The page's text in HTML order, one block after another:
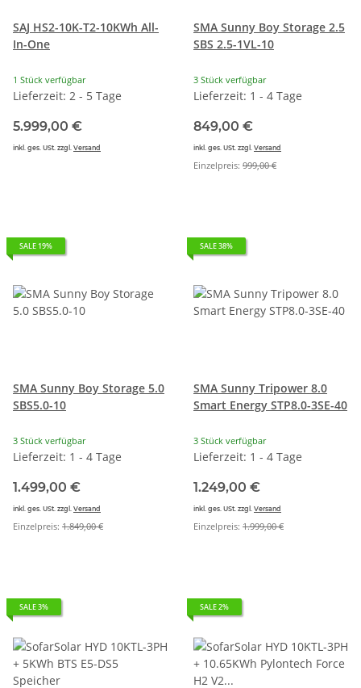
SAJ HS2-10K-T2-10KWh All-
In-One
1 Stück verfügbar
Lieferzeit: 2 - 5 Tage
5.999,00 €
inkl. ges. USt. zzgl. Versand
SMA Sunny Boy Storage 2.5
SBS 2.5-1VL-10
3 Stück verfügbar
Lieferzeit: 1 - 4 Tage
849,00 €
inkl. ges. USt. zzgl. Versand
Einzelpreis: 999,00 €
SALE 19%
SMA Sunny Boy Storage 5.0
SBS5.0-10
3 Stück verfügbar
Lieferzeit: 1 - 4 Tage
1.499,00 €
inkl. ges. USt. zzgl. Versand
Einzelpreis: 1.849,00 €
SALE 38%
SMA Sunny Tripower 8.0
Smart Energy STP8.0-3SE-40
3 Stück verfügbar
Lieferzeit: 1 - 4 Tage
1.249,00 €
inkl. ges. USt. zzgl. Versand
Einzelpreis: 1.999,00 €
SALE 3% SALE 2%